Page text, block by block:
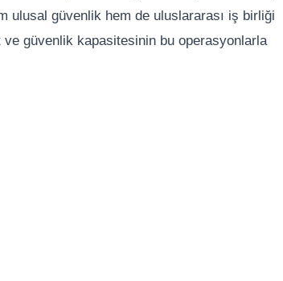
ulusal güvenlik hem de uluslararası iş birliği
ve güvenlik kapasitesinin bu operasyonlarla